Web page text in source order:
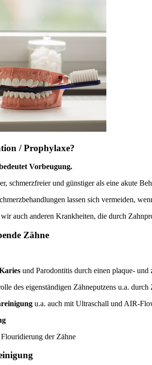
/ Prophylaxe?
Vorbeugung.
schmerzfreier und günstiger als eine akute
lassen sich vermeiden,
auch anderen Krankheiten, die durch
Zähne
und Parodontitis durch einen plaque-
des eigenständigen Zähneputzens u.a. durch
u.a. auch mit Ultraschall und AIR-
der Zähne